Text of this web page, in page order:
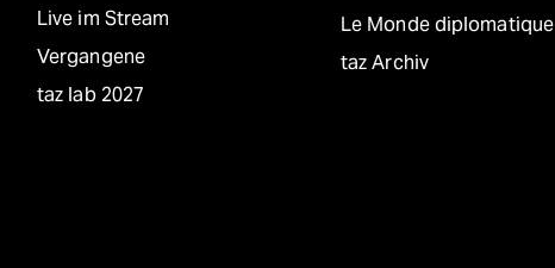
Live im Stream
Vergangene
taz lab 2027
Le Monde diplomatique
taz Archiv